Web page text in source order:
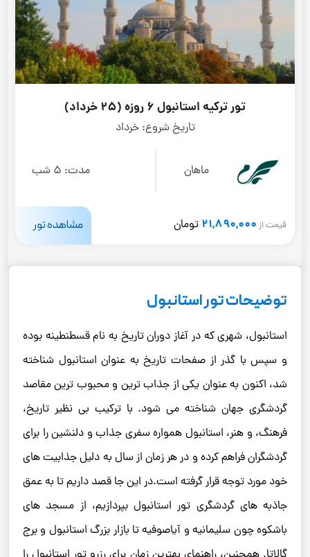
تور ترکیه استانبول 6 روزه (25 خرداد)
تاریخ شروع: خرداد
ماهان مدت: 5 شب
قیمت از 21,890,000 تومان مشاهده تور
توضیحات تور استانبول
استانبول، شهری که در آغاز دوران تاریخ به نام قسطنطینه بوده
و سپس با گذر از صفحات تاریخ به عنوان استانبول شناخته
شد، اکنون به عنوان یکی از جذاب ‌ترین و محبوب ‌ترین مقاصد
گردشگری جهان شناخته می شود. با ترکیب بی ‌نظیر تاریخ،
فرهنگ، و هنر، استانبول همواره سفری جذاب و دلنشین را برای
گردشگران فراهم کرده و در هر زمان از سال به دلیل جذابیت ‌های
خود مورد توجه قرار گرفته است.در این جا قصد داریم تا به عمق
جاذبه های گردشگری تور استانبول بپردازیم، از مسجد های
باشکوه چون سلیمانیه و آیاصوفیه تا بازار بزرگ استانبول و برج